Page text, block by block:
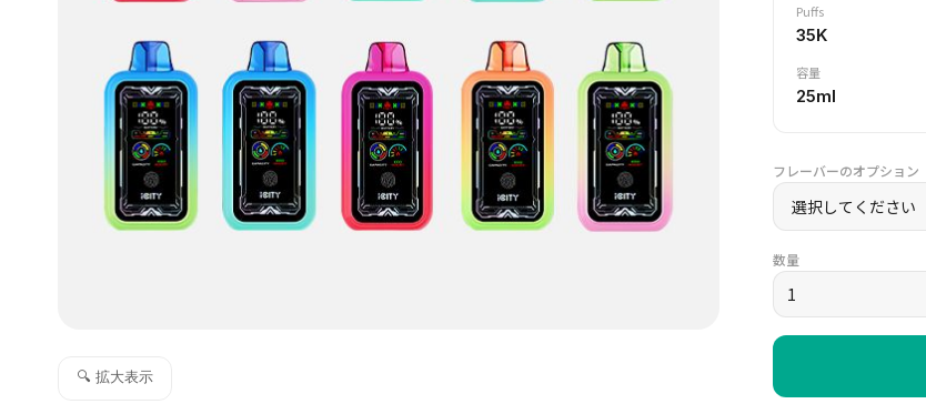
🔍 拡大表示
Puffs
35K
容量
25ml
フレーバーのオプション
数量